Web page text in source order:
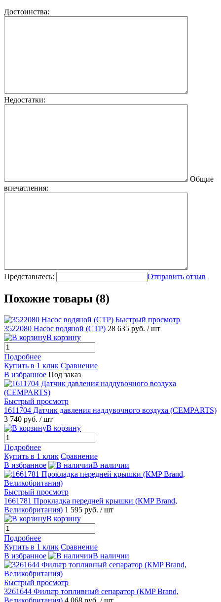
Достоинства:
Недостатки:
Общие
впечатления:
Представьтесь: Отправить отзыв
Похожие товары (8)
Быстрый просмотр
3522080 Насос водяной (CTP) 28 635 руб. / шт
В корзину
Подробнее
Купить в 1 клик Сравнение
В избранное Под заказ
Быстрый просмотр
1611704 Датчик давления наддувочного воздуха (CEMPARTS)
3 740 руб. / шт
В корзину
Подробнее
Купить в 1 клик Сравнение
В избранное
В наличии
Быстрый просмотр
1661781 Прокладка передней крышки (КMP Brand,
Великобритания) 1 595 руб. / шт
В корзину
Подробнее
Купить в 1 клик Сравнение
В избранное
В наличии
Быстрый просмотр
3261644 Фильтр топливный сепаратор (КMP Brand,